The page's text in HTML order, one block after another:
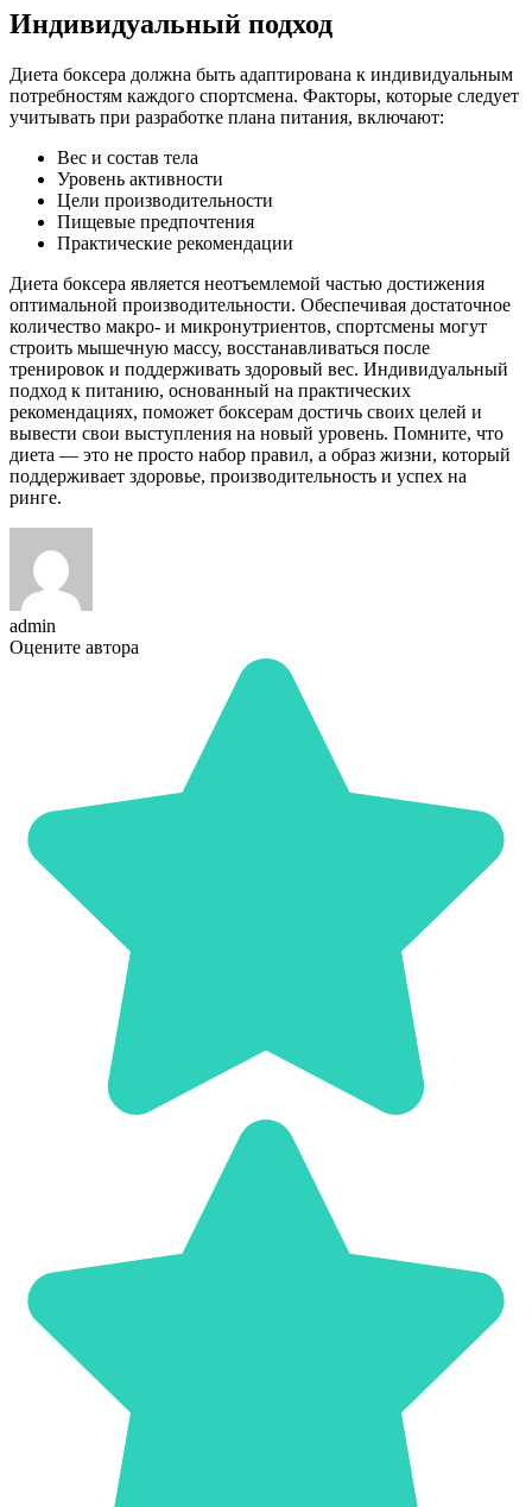
Индивидуальный подход
Диета боксера должна быть адаптирована к индивидуальным
потребностям каждого спортсмена. Факторы, которые следует
учитывать при разработке плана питания, включают:
Вес и состав тела
Уровень активности
Цели производительности
Пищевые предпочтения
Практические рекомендации
Диета боксера является неотъемлемой частью достижения
оптимальной производительности. Обеспечивая достаточное
количество макро- и микронутриентов, спортсмены могут
строить мышечную массу, восстанавливаться после
тренировок и поддерживать здоровый вес. Индивидуальный
подход к питанию, основанный на практических
рекомендациях, поможет боксерам достичь своих целей и
вывести свои выступления на новый уровень. Помните, что
диета — это не просто набор правил, а образ жизни, который
поддерживает здоровье, производительность и успех на
ринге.
admin
Оцените автора